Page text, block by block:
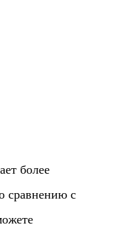
более
сравнению с